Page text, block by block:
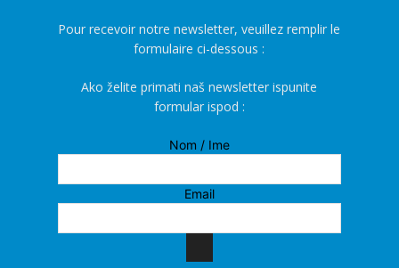
Pour recevoir notre newsletter, veuillez remplir le
formulaire ci-dessous :
Ako želite primati naš newsletter ispunite
formular ispod :
Nom / Ime
Email